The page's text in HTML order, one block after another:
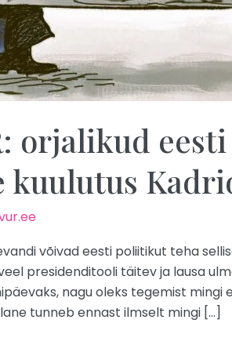
orjalikud
kuulutus
võivad eesti poliitikut teha
presidenditooli täitev ja lausa
nagu oleks tegemist mingi
tunneb ennast ilmselt mingi […]